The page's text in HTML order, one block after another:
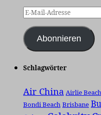
E-
Adresse
Abonnieren
Schlagwörter
Air China Airlie Beach
Bondi Beach Brisbane